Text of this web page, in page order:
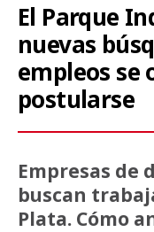
El Parque
nuevas
empleos se
postularse
Empresas
buscan
Plata. Cómo